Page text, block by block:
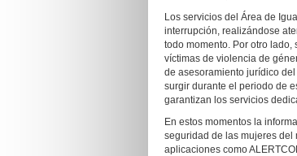
Los servicios del Área de
interrupción, realizándose
todo momento. Por otro
víctimas de violencia de
de asesoramiento jurídico
surgir durante el periodo de
garantizan los servicios
En estos momentos la
seguridad de las mujeres del
aplicaciones como